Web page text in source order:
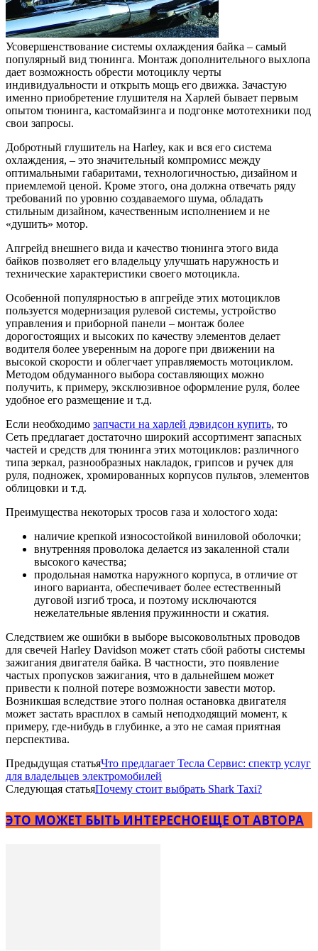
Усовершенствование системы охлаждения байка – самый
популярный вид тюнинга. Монтаж дополнительного выхлопа
дает возможность обрести мотоциклу черты
индивидуальности и открыть мощь его движка. Зачастую
именно приобретение глушителя на Харлей бывает первым
опытом тюнинга, кастомайзинга и подгонке мототехники под
свои запросы.
Добротный глушитель на Harley, как и вся его система
охлаждения, – это значительный компромисс между
оптимальными габаритами, технологичностью, дизайном и
приемлемой ценой. Кроме этого, она должна отвечать ряду
требований по уровню создаваемого шума, обладать
стильным дизайном, качественным исполнением и не
«душить» мотор.
Апгрейд внешнего вида и качество тюнинга этого вида
байков позволяет его владельцу улучшать наружность и
технические характеристики своего мотоцикла.
Особенной популярностью в апгрейде этих мотоциклов
пользуется модернизация рулевой системы, устройство
управления и приборной панели – монтаж более
дорогостоящих и высоких по качеству элементов делает
водителя более уверенным на дороге при движении на
высокой скорости и облегчает управляемость мотоциклом.
Методом обдуманного выбора составляющих можно
получить, к примеру, эксклюзивное оформление руля, более
удобное его размещение и т.д.
Если необходимо запчасти на харлей дэвидсон купить, то
Сеть предлагает достаточно широкий ассортимент запасных
частей и средств для тюнинга этих мотоциклов: различного
типа зеркал, разнообразных накладок, грипсов и ручек для
руля, подножек, хромированных корпусов пультов, элементов
облицовки и т.д.
Преимущества некоторых тросов газа и холостого хода:
наличие крепкой износостойкой виниловой оболочки;
внутренняя проволока делается из закаленной стали
высокого качества;
продольная намотка наружного корпуса, в отличие от
иного варианта, обеспечивает более естественный
дуговой изгиб троса, и поэтому исключаются
нежелательные явления пружинности и сжатия.
Следствием же ошибки в выборе высоковольтных проводов
для свечей Harley Davidson может стать сбой работы системы
зажигания двигателя байка. В частности, это появление
частых пропусков зажигания, что в дальнейшем может
привести к полной потере возможности завести мотор.
Возникшая вследствие этого полная остановка двигателя
может застать врасплох в самый неподходящий момент, к
примеру, где-нибудь в глубинке, а это не самая приятная
перспектива.
Предыдущая статьяЧто предлагает Тесла Сервис: спектр услуг
для владельцев электромобилей
Следующая статьяПочему стоит выбрать Shark Taxi?
ЭТО МОЖЕТ БЫТЬ ИНТЕРЕСНОЕЩЕ ОТ АВТОРА